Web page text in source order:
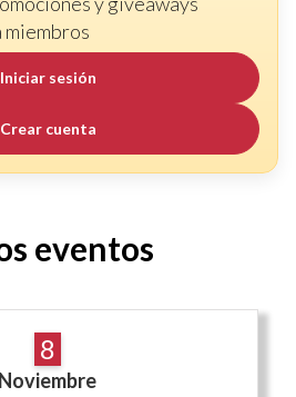
miembros
Iniciar sesión
Crear cuenta
eventos
8
Noviembre